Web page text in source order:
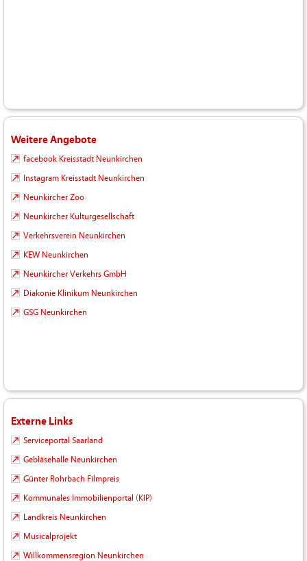
Weitere Angebote
facebook Kreisstadt Neunkirchen
Instagram Kreisstadt Neunkirchen
Neunkircher Zoo
Neunkircher Kulturgesellschaft
Verkehrsverein Neunkirchen
KEW Neunkirchen
Neunkircher Verkehrs GmbH
Diakonie Klinikum Neunkirchen
GSG Neunkirchen
Externe Links
Serviceportal Saarland
Gebläsehalle Neunkirchen
Günter Rohrbach Filmpreis
Kommunales Immobilienportal (KIP)
Landkreis Neunkirchen
Musicalprojekt
Willkommensregion Neunkirchen